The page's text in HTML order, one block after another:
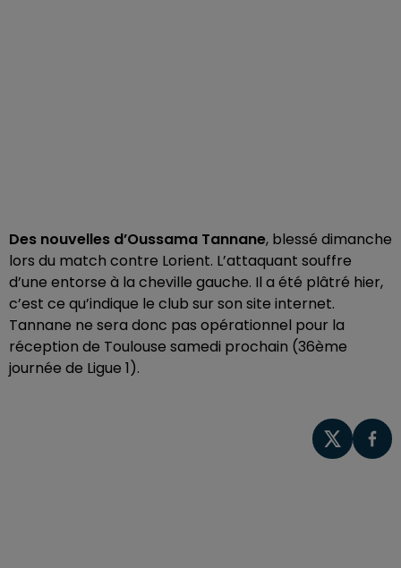
Des nouvelles d’Oussama Tannane, blessé dimanche
lors du match contre Lorient. L’attaquant souffre
d’une entorse à la cheville gauche. Il a été plâtré hier,
c’est ce qu’indique le club sur son site internet.
Tannane ne sera donc pas opérationnel pour la
réception de Toulouse samedi prochain (36ème
journée de Ligue 1).